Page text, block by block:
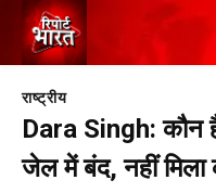
राष्ट्रीय
Dara Singh: कौन
जेल में बंद, नहीं मिला